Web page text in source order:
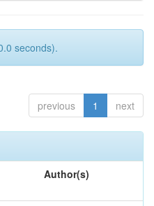
seconds).
previous 1 next
Author(s)